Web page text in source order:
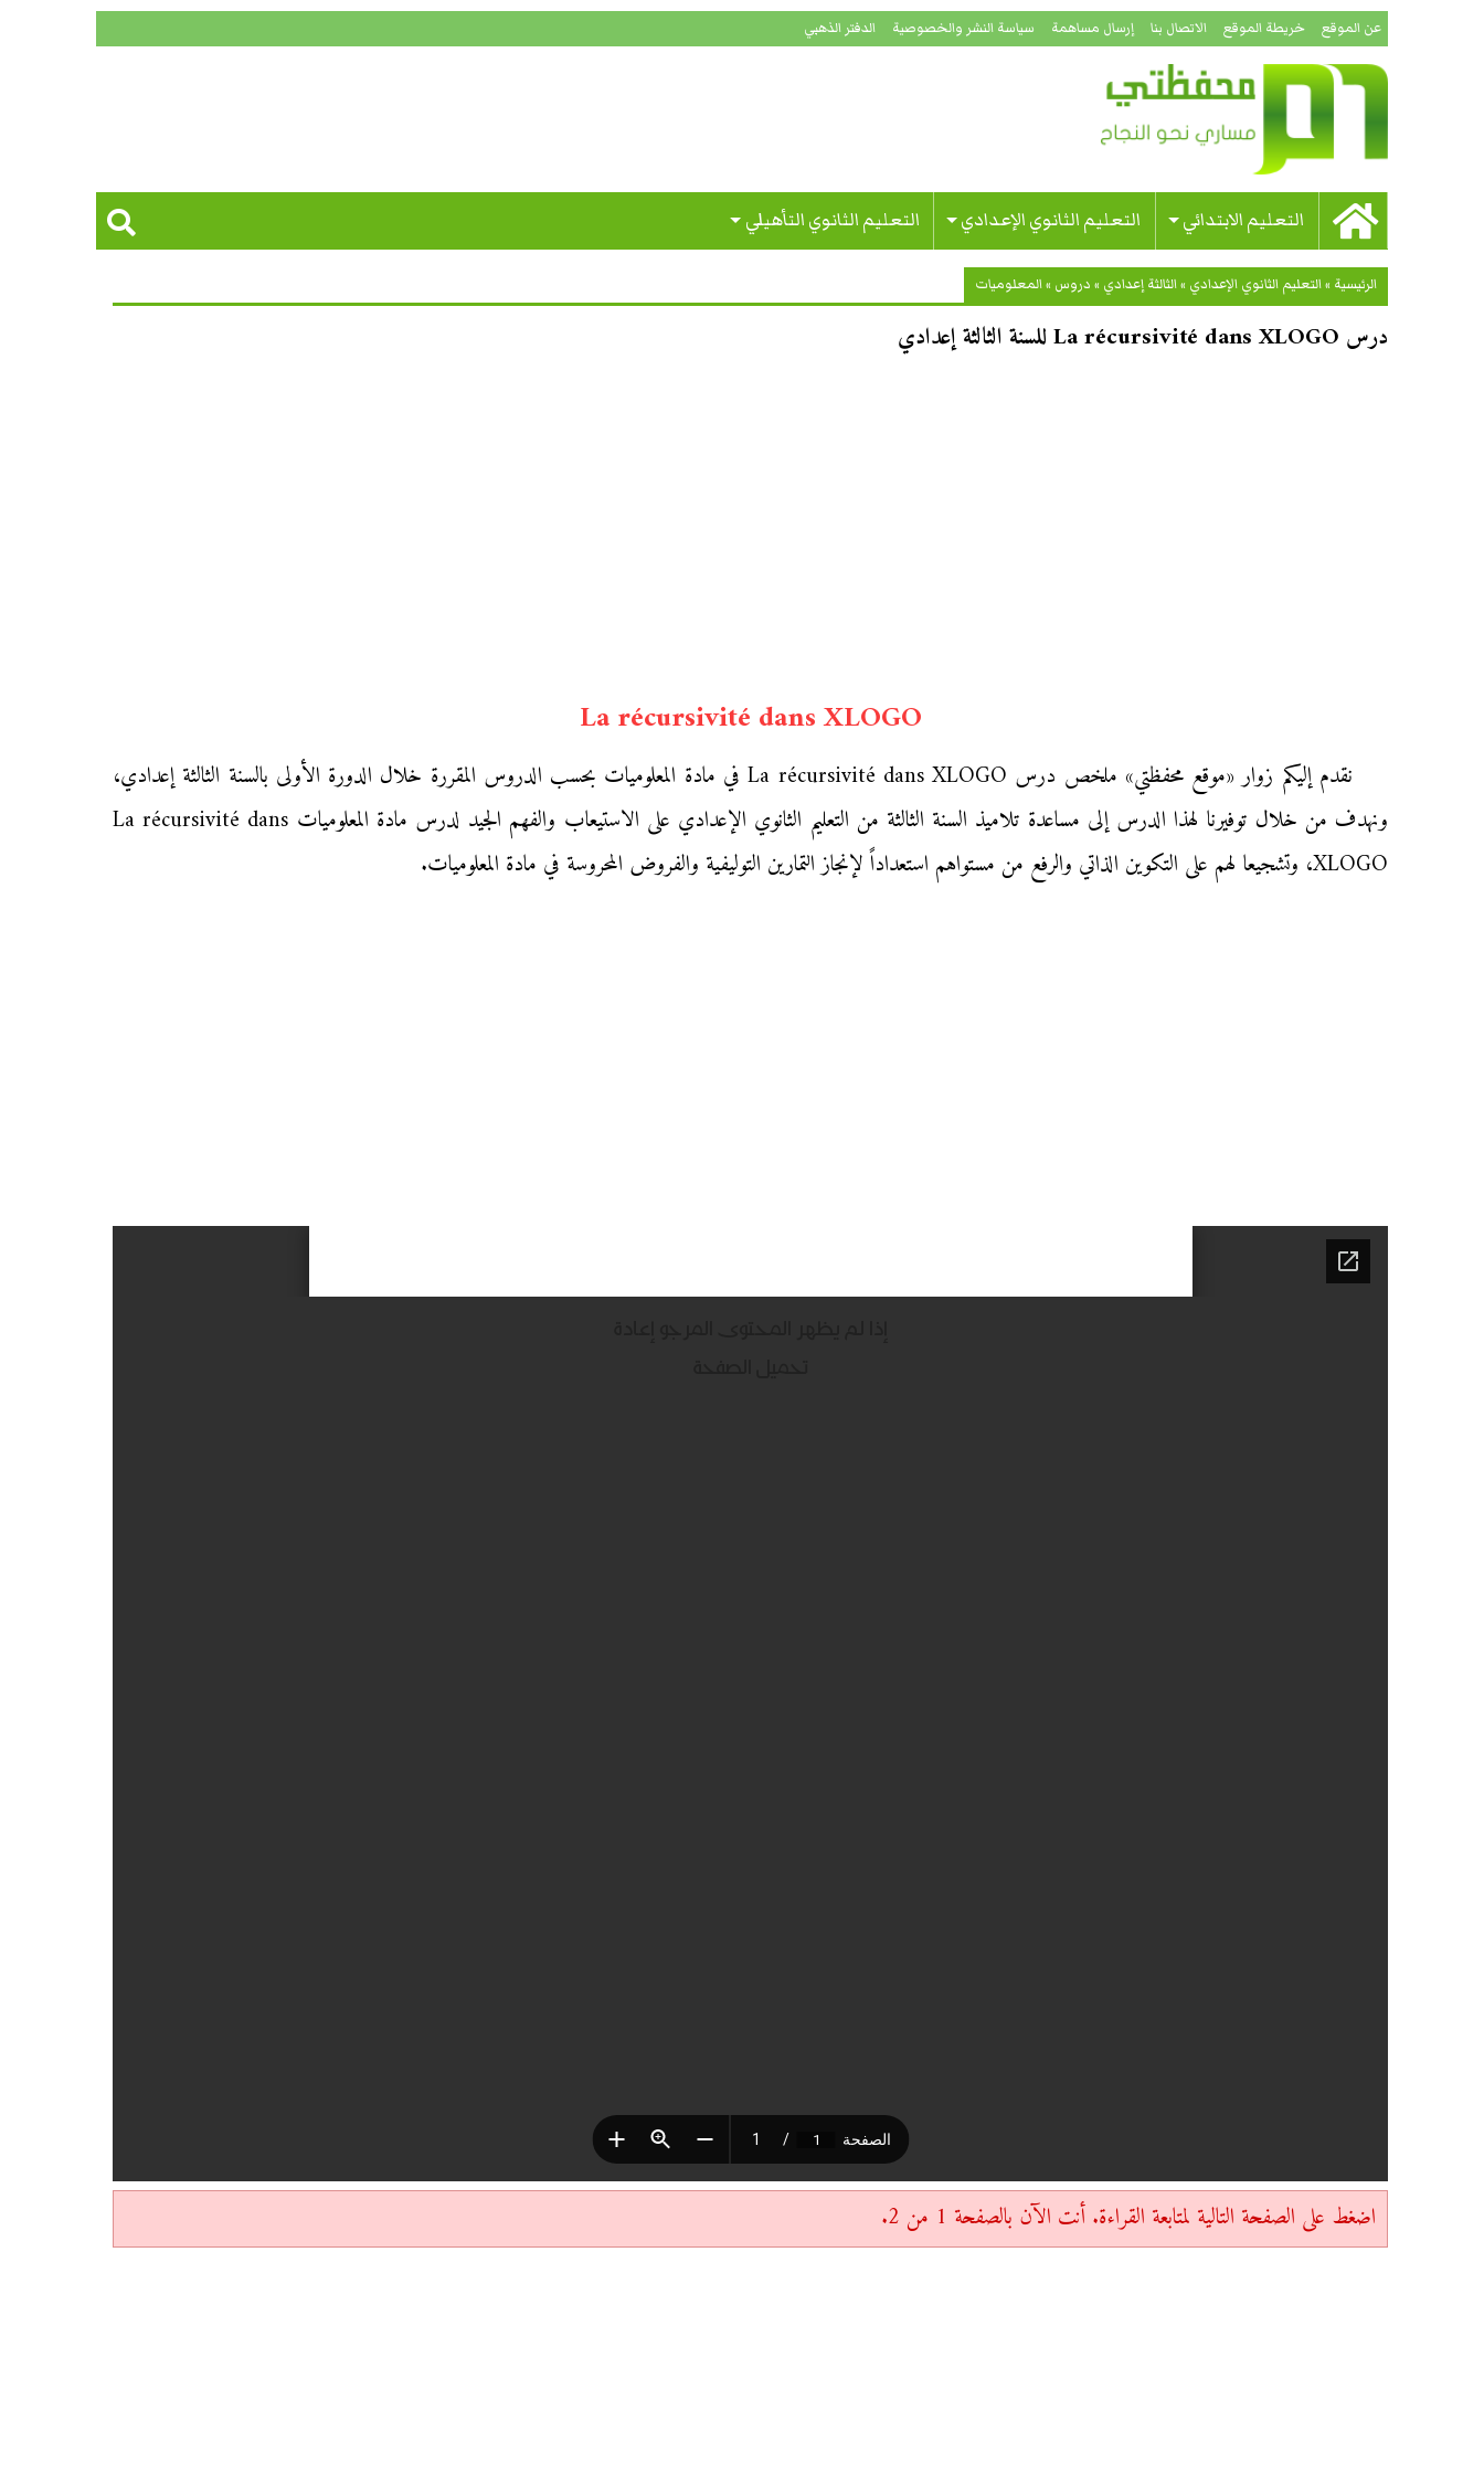
عن الموقع خريطة الموقع الاتصال بنا إرسال مساهمة سياسة النشر والخصوصية الدفتر الذهبي
التعليم الابتدائي التعليم الثانوي الإعدادي التعليم الثانوي التأهيلي
الرئيسية »التعليم الثانوي الإعدادي »الثالثة إعدادي » دروس »المعلوميات
درس La récursivité dans XLOGO للسنة الثالثة إعدادي
La récursivité dans XLOGO
نقدم إليكم زوار «موقع محفظتي» ملخص درس La récursivité dans XLOGO في مادة المعلوميات بحسب الدروس المقررة خلال الدورة الأولى بالسنة الثالثة إعدادي،
ونهدف من خلال توفيرنا لهذا الدرس إلى مساعدة تلاميذ السنة الثالثة من التعليم الثانوي الإعدادي على الاستيعاب والفهم الجيد لدرس مادة المعلوميات La récursivité dans
XLOGO، وتشجيعا لهم على التكوين الذاتي والرفع من مستواهم استعداداً لإنجاز التمارين التوليفية والفروض المحروسة في مادة المعلوميات.
اضغط على الصفحة التالية لمتابعة القراءة. أنت الآن بالصفحة 1 من 2.